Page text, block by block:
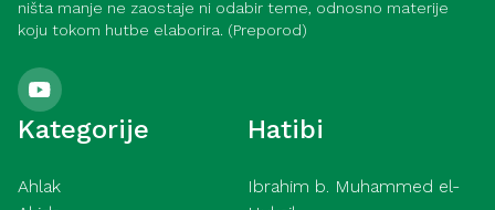
ništa manje ne zaostaje ni odabir teme, odnosno materije
koju tokom hutbe elaborira. (Preporod)
Kategorije
Ahlak
Hatibi
Ibrahim b. Muhammed el-